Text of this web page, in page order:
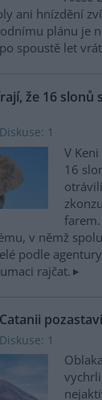
ani hnízdění
plánu je
spoustě let
že 16
Diskuse: 1
V
16
v němž
podle
rajčat.
Diskuse: 1